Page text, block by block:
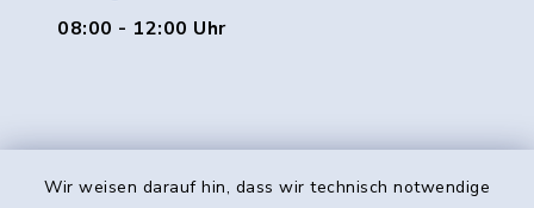
Wir weisen darauf hin, dass wir technisch notwendige
08:00 - 12:00 Uhr